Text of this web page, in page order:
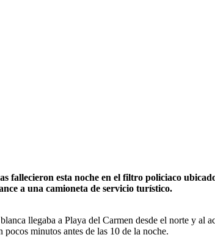
fallecieron esta noche en el filtro policiaco
a una camioneta de servicio turístico.
llegaba a Playa del Carmen desde el norte y
minutos antes de las 10 de la noche.